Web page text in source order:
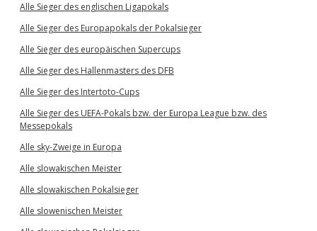
Alle Sieger des englischen Ligapokals
Alle Sieger des Europapokals der Pokalsieger
Alle Sieger des europäischen Supercups
Alle Sieger des Hallenmasters des DFB
Alle Sieger des Intertoto-Cups
Alle Sieger des UEFA-Pokals bzw. der Europa League bzw. des
Messepokals
Alle sky-Zweige in Europa
Alle slowakischen Meister
Alle slowakischen Pokalsieger
Alle slowenischen Meister